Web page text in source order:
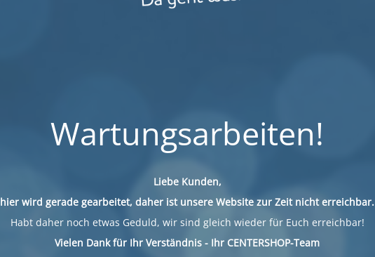
Wartungsarbeiten!
Liebe Kunden,
hier wird gerade gearbeitet, daher ist unsere Website zur Zeit nicht erreichbar.
Habt daher noch etwas Geduld, wir sind gleich wieder für Euch erreichbar!
Vielen Dank für Ihr Verständnis - Ihr CENTERSHOP-Team